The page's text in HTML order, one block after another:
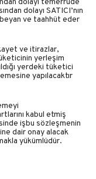
dolayı SATICI’nın
beyan ve taahhüt eder
ve itirazlar,
yerleşim
yerdeki tüketici
yapılacaktır
kabul etmiş
işbu sözleşmenin
dair onay alacak
yükümlüdür.